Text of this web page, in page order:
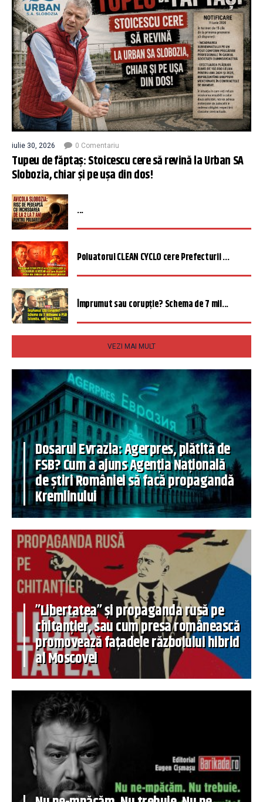
iulie 30, 2026 0 Comentariu
Tupeu de făptaș: Stoicescu cere să revină la Urban SA
Slobozia, chiar și pe ușa din dos!
...
Poluatorul CLEAN CYCLO cere Prefecturii ...
Împrumut sau corupție? Schema de 7 mil...
VEZI MAI MULT
Dosarul Evrazia: Agerpres, plătită de
FSB? Cum a ajuns Agenția Națională
de știri României să facă propagandă
Kremlinului
”Libertatea” și propaganda rusă pe
chitanțier, sau cum presa românească
promovează fațadele războiului hibrid
al Moscovei